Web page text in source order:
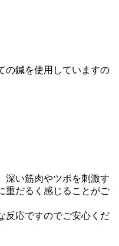
の鍼を使用していますの
深い筋肉やツボを刺激す
重だるく感じることがご
反応ですのでご安心くだ